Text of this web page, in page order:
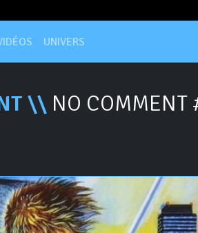
UNIVERS
\\ NO COMMENT